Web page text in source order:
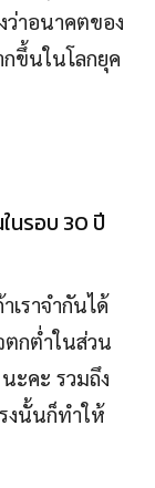
าอนาคตของ
กขึ้นในโลกยุค
นรอบ 30 ปี
ราจำกันได้
ตกต่ำในส่วน
นะคะ รวมถึง
งนั้นก็ทำให้